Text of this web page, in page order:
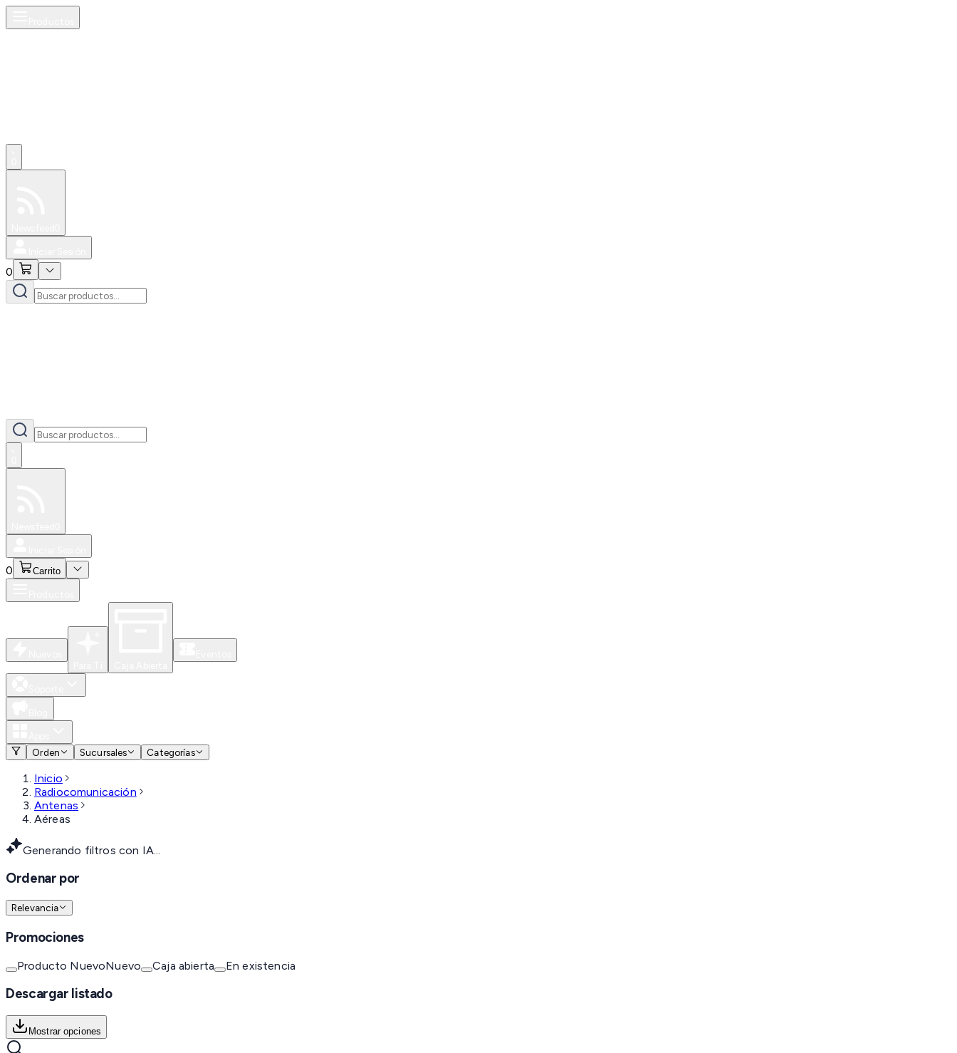
0
0 Carrito
Orden
Sucursales Categorías
Inicio
Radiocomunicación
Antenas
Aéreas
Generando filtros con IA...
Ordenar por
Relevancia
Promociones
Producto NuevoNuevo Caja abierta En existencia
Descargar listado
Mostrar opciones